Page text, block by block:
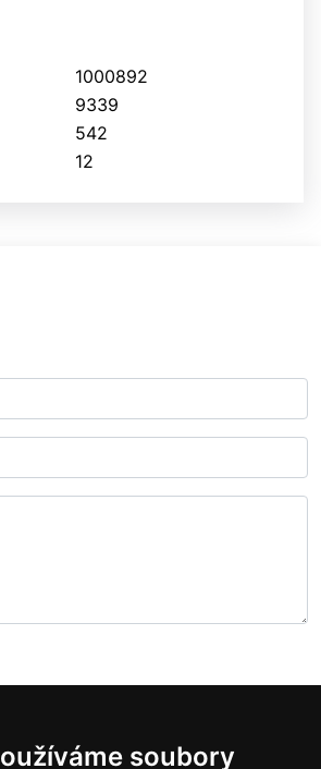
soubory
12
1000892
9339
542